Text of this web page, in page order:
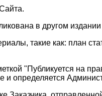
в другом
такие как: план
"Публикуется на
и определяется